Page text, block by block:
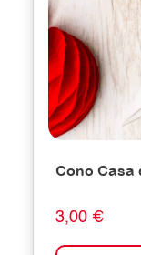
Cono Casa
3,00 €